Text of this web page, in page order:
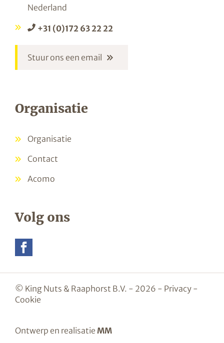
Nederland
+31 (0)172 63 22 22
Stuur ons een email
Organisatie
Organisatie
Contact
Acomo
Volg ons
© King Nuts & Raaphorst B.V. - 2026 - Privacy -
Cookie
Ontwerp en realisatie MM